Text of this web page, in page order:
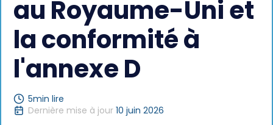
au Royaume-Uni et
la conformité à
l'annexe D
5min lire
Dernière mise à jour 10 juin 2026